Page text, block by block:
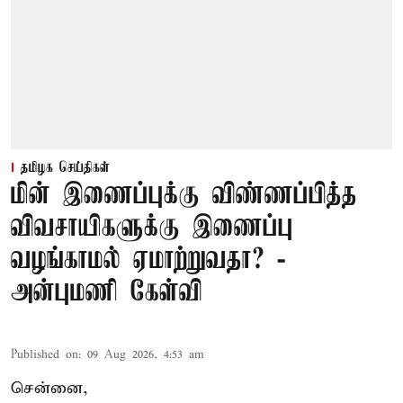
தமிழக செய்திகள்
மின் இணைப்புக்கு விண்ணப்பித்த
விவசாயிகளுக்கு இணைப்பு
வழங்காமல் ஏமாற்றுவதா? -
அன்புமணி கேள்வி
Published on: 09 Aug 2026, 4:53 am
சென்னை,